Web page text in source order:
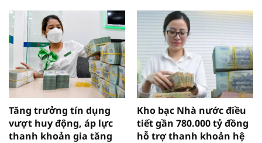
Tăng trưởng tín dụng
vượt huy động, áp lực
thanh khoản gia tăng
Kho bạc Nhà nước điều
tiết gần 780.000 tỷ đồng
hỗ trợ thanh khoản hệ